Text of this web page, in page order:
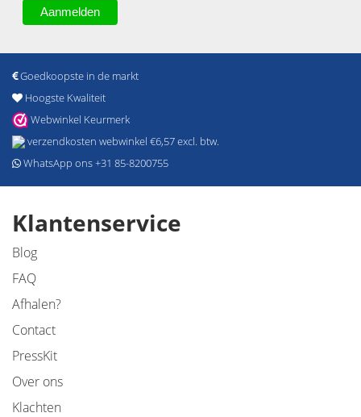
Goedkoopste in de markt
Hoogste Kwaliteit
Webwinkel Keurmerk
verzendkosten webwinkel €6,57 excl. btw.
WhatsApp ons +31 85-8200755
Klantenservice
Blog
FAQ
Afhalen?
Contact
PressKit
Over ons
Klachten